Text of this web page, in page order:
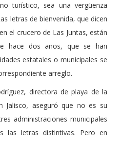
turístico, sea una vergüenza
letras de bienvenida, que dicen
el crucero de Las Juntas, están
hace dos años, que se han
estatales o municipales se
arreglo.
directora de playa de la
Jalisco, aseguró que no es su
administraciones municipales
las letras distintivas. Pero en